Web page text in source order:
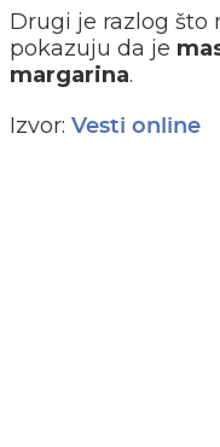
Drugi je razlog što
pokazuju da je
margarina.
Izvor: Vesti online